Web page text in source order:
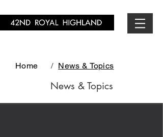
Home / News & Topics
News & Topics